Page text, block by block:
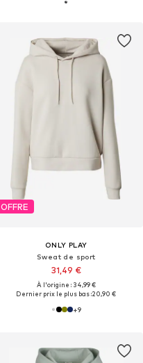
OFFRE
ONLY PLAY
Sweat de sport
31,49 €
À l'origine : 34,99 €
Dernier prix le plus bas :20,90 €
+9